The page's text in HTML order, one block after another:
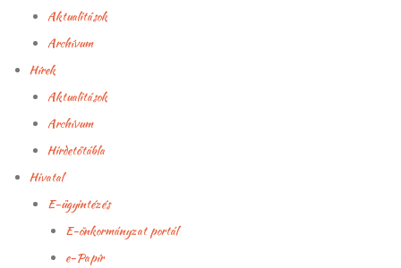
Aktualitások
Archívum
Hírek
Aktualitások
Archívum
Hirdetőtábla
Hivatal
E-ügyintézés
E-önkormányzat portál
e-Papír